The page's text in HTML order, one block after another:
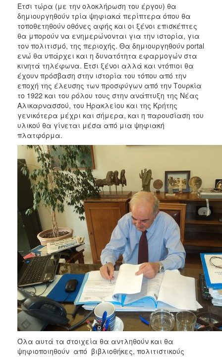
Έτσι τώρα (με την ολοκλήρωση του έργου) θα
δημιουργηθούν τρία ψηφιακά περίπτερα όπου θα
τοποθετηθούν οθόνες αφής και οι ξένοι επισκέπτες
θα μπορούν να ενημερώνονται για την ιστορία, για
τον πολιτισμό, της περιοχής. Θα δημιουργηθούν portal
ενώ θα υπάρχει και η δυνατότητα εφαρμογών στα
κινητά τηλέφωνα. Έτσι ξένοι αλλά και ντόπιοι θα
έχουν πρόσβαση στην ιστορία του τόπου από την
εποχή της έλευσης των προσφύγων από την Τουρκία
το 1922 και του ρόλου τους στην ανάπτυξη της Νέας
Αλικαρνασσού, του Ηρακλείου και της Κρήτης
γενικότερα μέχρι και σήμερα, και η παρουσίαση του
υλικού θα γίνεται μέσα από μια ψηφιακή
πλατφόρμα.
Όλα αυτά τα στοιχεία θα αντληθούν και θα
ψηφιοποιηθούν από βιβλιοθήκες, πολιτιστικούς